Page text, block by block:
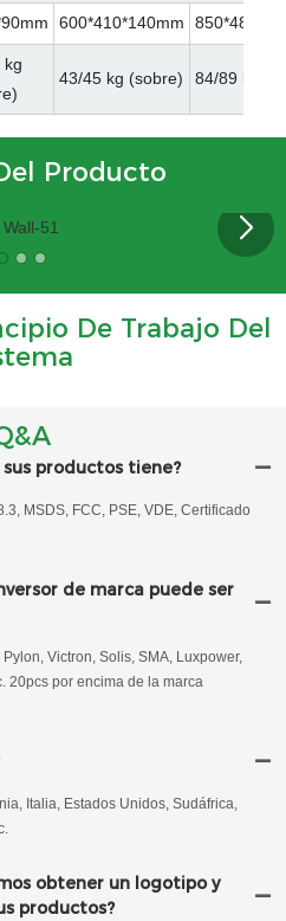
600*410*140mm
kg
43/45 kg (sobre) 84/89 kg
Producto
De Trabajo Del
productos tiene?
MSDS, FCC, PSE, VDE, Certificado
de marca puede ser
Victron, Solis, SMA, Luxpower,
20pcs por encima de la marca
Italia, Estados Unidos, Sudáfrica,
obtener un logotipo y
productos?